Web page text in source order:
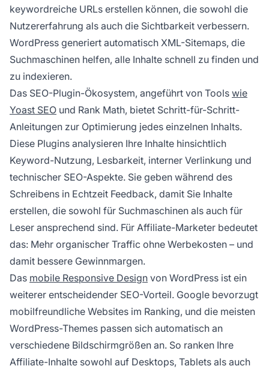
keywordreiche URLs erstellen können, die sowohl die
Nutzererfahrung als auch die Sichtbarkeit verbessern.
WordPress generiert automatisch XML-Sitemaps, die
Suchmaschinen helfen, alle Inhalte schnell zu finden und
zu indexieren.
Das SEO-Plugin-Ökosystem, angeführt von Tools wie
Yoast SEO und Rank Math, bietet Schritt-für-Schritt-
Anleitungen zur Optimierung jedes einzelnen Inhalts.
Diese Plugins analysieren Ihre Inhalte hinsichtlich
Keyword-Nutzung, Lesbarkeit, interner Verlinkung und
technischer SEO-Aspekte. Sie geben während des
Schreibens in Echtzeit Feedback, damit Sie Inhalte
erstellen, die sowohl für Suchmaschinen als auch für
Leser ansprechend sind. Für Affiliate-Marketer bedeutet
das: Mehr organischer Traffic ohne Werbekosten – und
damit bessere Gewinnmargen.
Das mobile Responsive Design von WordPress ist ein
weiterer entscheidender SEO-Vorteil. Google bevorzugt
mobilfreundliche Websites im Ranking, und die meisten
WordPress-Themes passen sich automatisch an
verschiedene Bildschirmgrößen an. So ranken Ihre
Affiliate-Inhalte sowohl auf Desktops, Tablets als auch